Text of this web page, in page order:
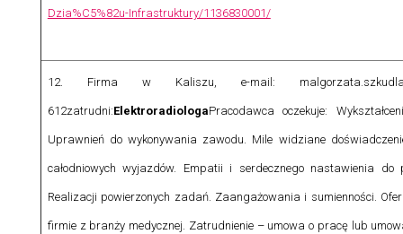
Dzia%C5%82u-Infrastruktury/1136830001/
12. Firma w Kaliszu, e-mail:
612zatrudni:ElektroradiologaPracodawca oczekuje:
Uprawnień do wykonywania zawodu. Mile widziane
całodniowych wyjazdów. Empatii i serdecznego nastawienia
Realizacji powierzonych zadań. Zaangażowania i sumienności.
firmie z branży medycznej. Zatrudnienie – umowa o pracę lub